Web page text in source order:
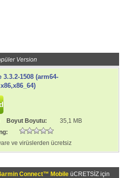
Version
1508 (arm64-
Boyut Boyutu:
35,1 MB
ve virüslerden ücretsiz
Connect™ Mobile üCRETSİZ için